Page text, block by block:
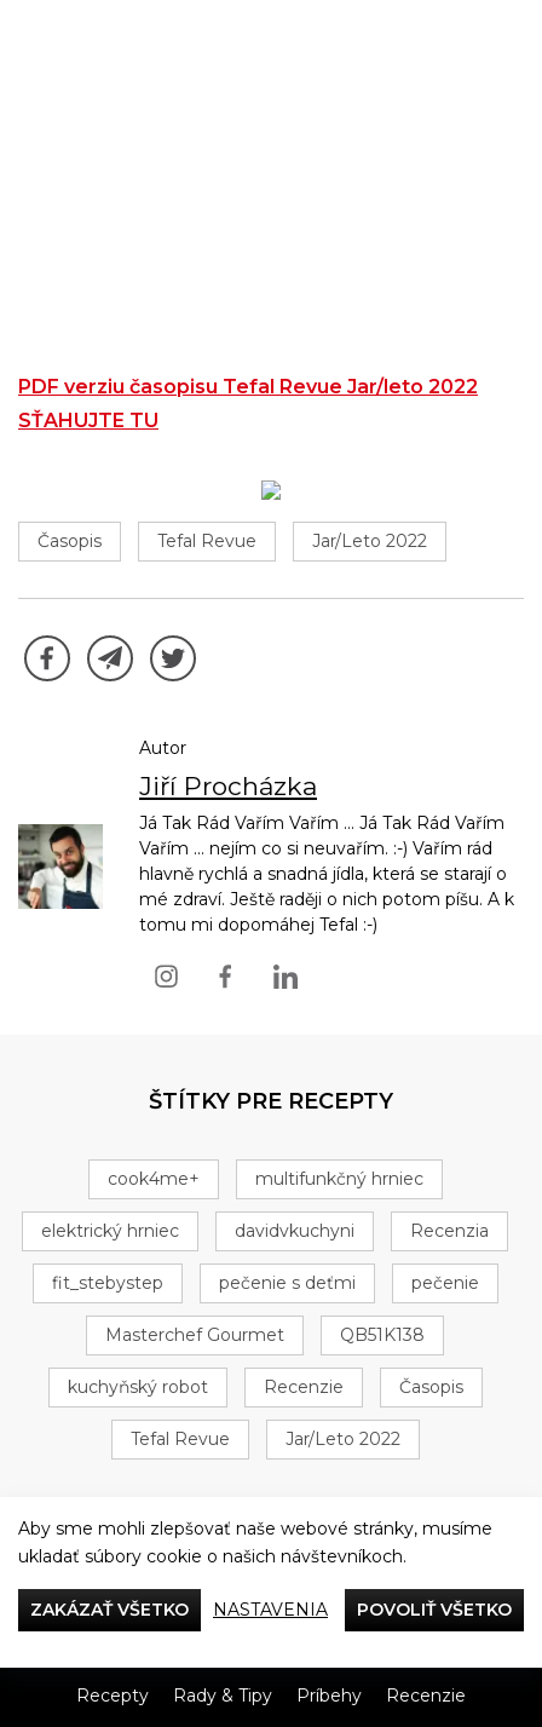
PDF verziu časopisu Tefal Revue Jar/leto 2022
SŤAHUJTE TU
Časopis Tefal Revue Jar/Leto 2022
Autor
Jiří Procházka
Já Tak Rád Vařím Vařím ... Já Tak Rád Vařím
Vařím ... nejím co si neuvařím. :-) Vařím rád
hlavně rychlá a snadná jídla, která se starají o
mé zdraví. Ještě raději o nich potom píšu. A k
tomu mi dopomáhej Tefal :-)
ŠTÍTKY PRE RECEPTY
cook4me+ multifunkčný hrniec
elektrický hrniec davidvkuchyni Recenzia
fit_stebystep pečenie s deťmi pečenie
Masterchef Gourmet QB51K138
kuchyňský robot Recenzie Časopis
Tefal Revue Jar/Leto 2022
Večeriame společne
Recepty Rady & Tipy Príbehy Recenzie
Aby sme mohli zlepšovať naše webové stránky, musíme
ukladať súbory cookie o našich návštevníkoch.
ZAKÁZAŤ VŠETKO NASTAVENIA POVOLIŤ VŠETKO